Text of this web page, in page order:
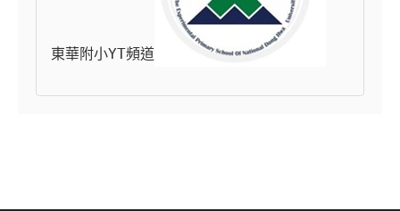
東華附小YT頻道